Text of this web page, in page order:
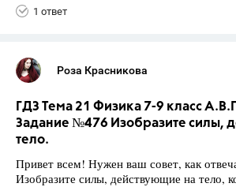
1 ответ
Роза Красникова
ГДЗ Тема 21 Физика 7-9 класс
Задание №476 Изобразите силы,
тело.
Привет всем! Нужен ваш совет, как
Изобразите силы, действующие на тело,